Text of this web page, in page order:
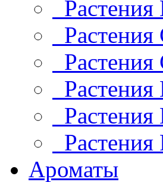
Растения
Растения
Растения
Растения
Ароматы